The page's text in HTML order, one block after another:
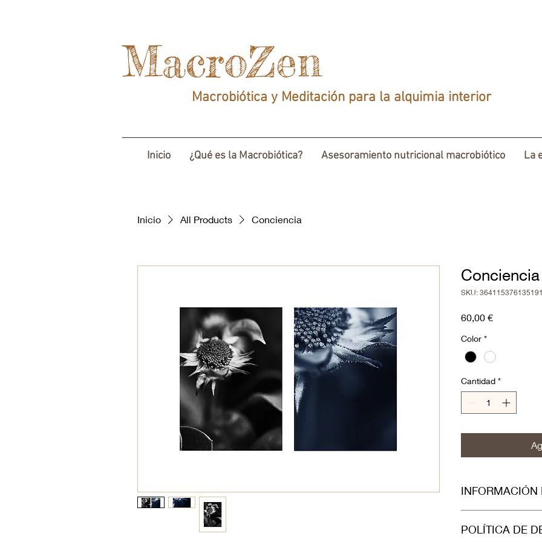
MacroZen
Macrobiótica y Meditación para la alquimia interior
Inicio ¿Qué es la Macrobiótica? Asesoramiento nutricional macrobiótico La
Inicio All Products Conciencia
Conciencia
SKU: 364115376135191
60,00 €Precio
Color *
Cantidad *
INFORMACIÓN
para agregar
POLÍTICA DE